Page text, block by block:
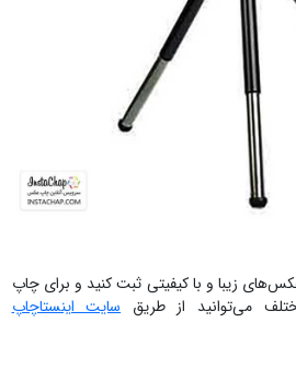
زیبا و با کیفیتی ثبت کنید و برای چاپ
می‌توانید از طریقسایت اینستاچاپ